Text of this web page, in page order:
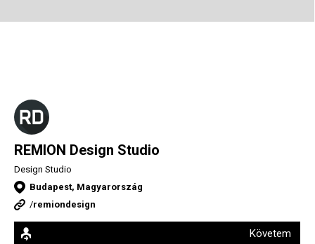
REMION Design Studio
Design Studio
Budapest, Magyarország
/remiondesign
Követem